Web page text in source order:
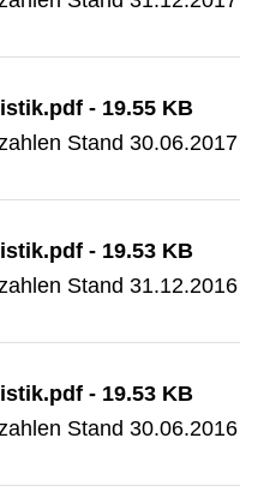
- 19.55 KB
Stand 30.06.2017
- 19.53 KB
Stand 31.12.2016
- 19.53 KB
Stand 30.06.2016